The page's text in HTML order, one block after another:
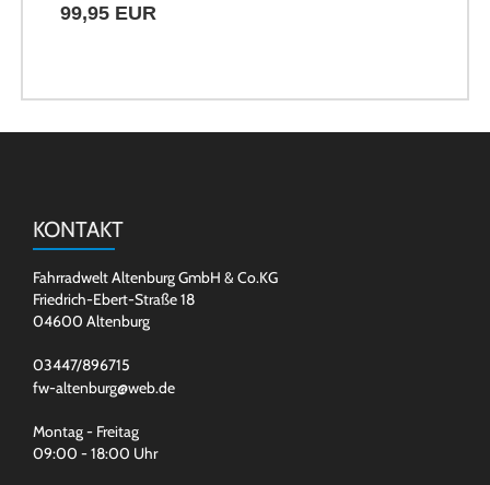
99,95 EUR
KONTAKT
Fahrradwelt Altenburg GmbH & Co.KG
Friedrich-Ebert-Straße 18
04600 Altenburg
03447/896715
fw-altenburg@web.de
Montag - Freitag
09:00 - 18:00 Uhr